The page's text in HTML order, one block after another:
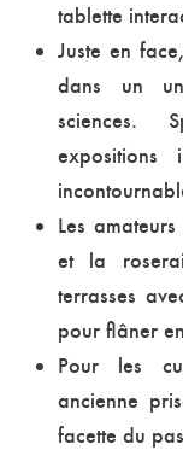
tablette
Juste en
dans un
sciences.
Les
et la
terrasses
pour flâner
Pour les
ancienne
facette du